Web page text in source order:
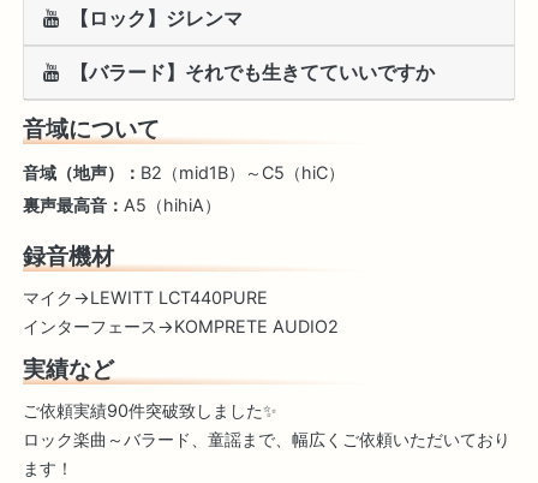
【ロック】ジレンマ
【バラード】それでも生きてていいですか
音域について
音域（地声）： B2（mid1B）～C5（hiC）
裏声最高音： A5（hihiA）
録音機材
マイク→LEWITT LCT440PURE
インターフェース→KOMPRETE AUDIO2
実績など
ご依頼実績90件突破致しました✨
ロック楽曲～バラード、童謡まで、幅広くご依頼いただいており
ます！